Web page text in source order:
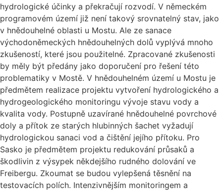
hydrologické účinky a překračují rozvodí. V německém
programovém území již není takový srovnatelný stav, jako
v hnědouhelné oblasti u Mostu. Ale ze sanace
východoněmeckých hnědouhelných dolů vyplývá mnoho
zkušeností, které jsou použitelné. Zpracované zkušenosti
by měly být předány jako doporučení pro řešení této
problematiky v Mostě. V hnědouhelném území u Mostu je
předmětem realizace projektu vytvoření hydrologického a
hydrogeologického monitoringu vývoje stavu vody a
kvalita vody. Postupně uzavírané hnědouhelné povrchové
doly a přítok ze starých hlubinných šachet vyžadují
hydrologickou sanaci vod a čištění jejího přítoku. Pro
Sasko je předmětem projektu redukování průsaků a
škodlivin z výsypek někdejšího rudného dolování ve
Freibergu. Zkoumat se budou vylepšená těsnění na
testovacích polích. Intenzivnějším monitoringem a